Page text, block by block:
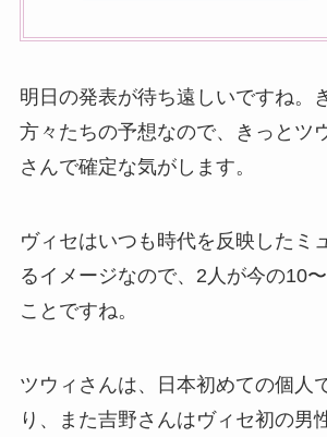
明日の発表が待ち遠しいですね。
方々たちの予想なので、きっとツ
さんで確定な気がします。
ヴィセはいつも時代を反映したミ
るイメージなので、2人が今の10
ことですね。
ツウィさんは、日本初めての個人
り、また吉野さんはヴィセ初の男